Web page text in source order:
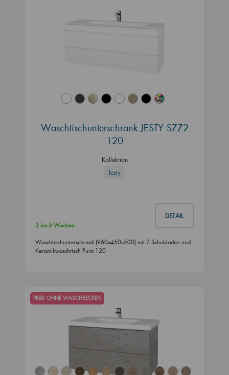
Waschtischunterschrank JESTY SZZ2
120
Kollektion
Jesty
DETAIL
3 bis 5 Wochen
Waschtischunterschrank (960x450x500) mit 2 Schubladen und
Keramikwaschtisch Pura 120
PREIS OHNE WASCHBECKEN